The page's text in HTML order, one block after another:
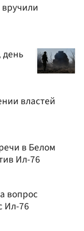
властей
в Белом
Ил-76
вопрос
Ил-76